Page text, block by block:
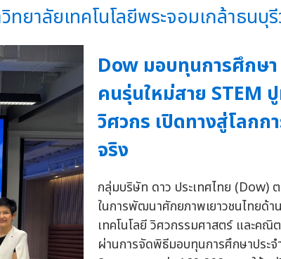
ยาลัยเทคโนโลยีพระจอมเกล้าธนบุ
Dow มอบทุนการศึกษ
คนรุ่นใหม่สาย STEM
วิศวกร เปิดทางสู่โลกก
จริง
กลุ่มบริษัท ดาว ประเทศไทย (Dow)
ในการพัฒนาศักยภาพเยาวชนไทยด้า
เทคโนโลยี วิศวกรรมศาสตร์ และคณิ
ผ่านการจัดพิธีมอบทุนการศึกษาประ